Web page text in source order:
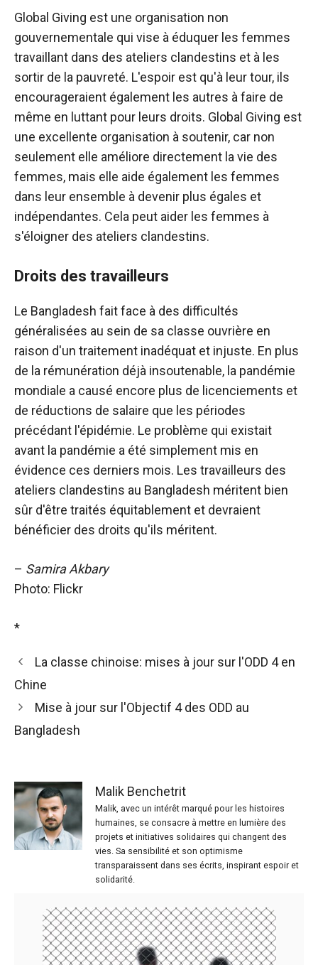
Global Giving est une organisation non
gouvernementale qui vise à éduquer les femmes
travaillant dans des ateliers clandestins et à les
sortir de la pauvreté. L'espoir est qu'à leur tour, ils
encourageraient également les autres à faire de
même en luttant pour leurs droits. Global Giving est
une excellente organisation à soutenir, car non
seulement elle améliore directement la vie des
femmes, mais elle aide également les femmes
dans leur ensemble à devenir plus égales et
indépendantes. Cela peut aider les femmes à
s'éloigner des ateliers clandestins.
Droits des travailleurs
Le Bangladesh fait face à des difficultés
généralisées au sein de sa classe ouvrière en
raison d'un traitement inadéquat et injuste. En plus
de la rémunération déjà insoutenable, la pandémie
mondiale a causé encore plus de licenciements et
de réductions de salaire que les périodes
précédant l'épidémie. Le problème qui existait
avant la pandémie a été simplement mis en
évidence ces derniers mois. Les travailleurs des
ateliers clandestins au Bangladesh méritent bien
sûr d'être traités équitablement et devraient
bénéficier des droits qu'ils méritent.
– Samira Akbary
Photo: Flickr
*
La classe chinoise: mises à jour sur l'ODD 4 en
Chine
Mise à jour sur l'Objectif 4 des ODD au
Bangladesh
Malik Benchetrit
Malik, avec un intérêt marqué pour les histoires
humaines, se consacre à mettre en lumière des
projets et initiatives solidaires qui changent des
vies. Sa sensibilité et son optimisme
transparaissent dans ses écrits, inspirant espoir et
solidarité.